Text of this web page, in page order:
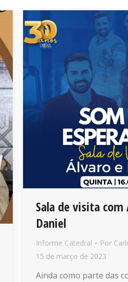
Sala de visita com
Daniel
Informe Catedral Por
15 de março de 2023
Ainda como parte das